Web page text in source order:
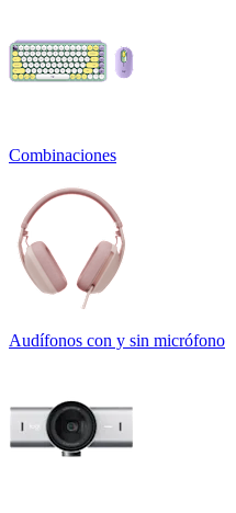
Combinaciones
Audífonos con y sin micrófono